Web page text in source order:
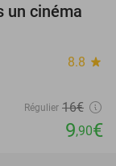
38%
un cinéma
8.8 star
Régulier 16€
9,90€